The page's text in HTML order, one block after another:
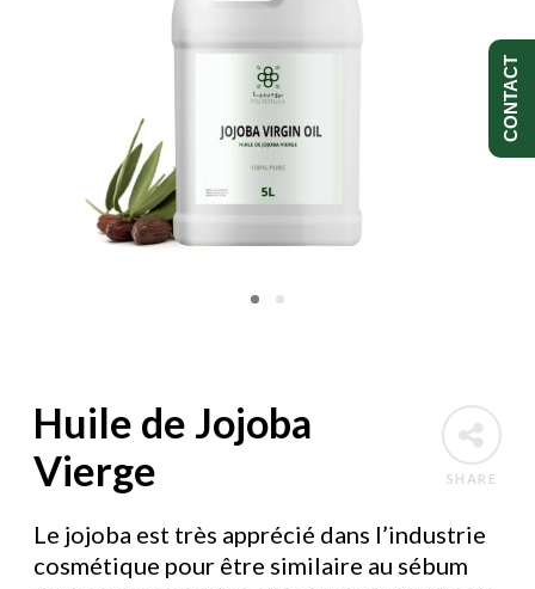
SHARE
Huile de Jojoba
Vierge
Le jojoba est très apprécié dans l’industrie
cosmétique pour être similaire au sébum
CONTACT